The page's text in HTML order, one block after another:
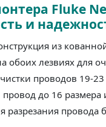
Fluke
и
из
обоих лезвиях для
проводов 19-
провод до 16
разрезания провода